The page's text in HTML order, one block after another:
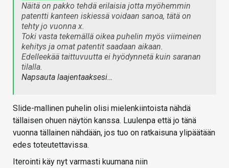
Näitä on pakko tehdä erilaisia jotta myöhemmin
patentti kanteen iskiessä voidaan sanoa, tätä on
tehty jo vuonna x.
Toki vasta tekemällä oikea puhelin myös viimeinen
kehitys ja omat patentit saadaan aikaan.
Edelleekää taittuvuutta ei hyödynnetä kuin saranan
tilalla.
Napsauta laajentaaksesi…
Slide-mallinen puhelin olisi mielenkiintoista nähdä
tällaisen ohuen näytön kanssa. Luulenpa että jo tänä
vuonna tällainen nähdään, jos tuo on ratkaisuna ylipäätään
edes toteutettavissa.
Iterointi käy nyt varmasti kuumana niin